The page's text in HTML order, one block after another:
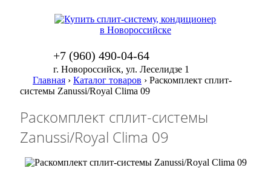
+7 (960) 490-04-64
г. Новороссийск, ул. Леселидзе 1
Главная › Каталог товаров › Раскомплект сплит-
системы Zanussi/Royal Clima 09
Раскомплект сплит-системы
Zanussi/Royal Clima 09